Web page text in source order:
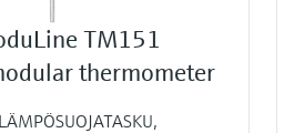
TM151
thermometer